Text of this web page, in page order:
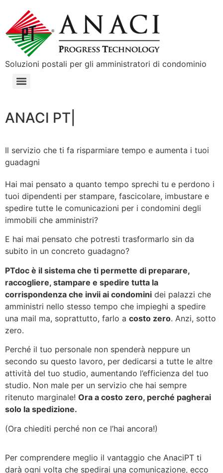
Soluzioni postali per gli amministratori di condominio
ANACI PT
Il servizio che ti fa risparmiare tempo e aumenta i tuoi
guadagni
Hai mai pensato a quanto tempo sprechi tu e perdono i
tuoi dipendenti per stampare, fascicolare, imbustare e
spedire tutte le comunicazioni per i condomini degli
immobili che amministri?
E hai mai pensato che potresti trasformarlo sin da
subito in un concreto guadagno?
PTdoc è il sistema che ti permette di preparare,
raccogliere, stampare e spedire tutta la
corrispondenza che invii ai condomini dei palazzi che
amministri nello stesso tempo che impieghi a spedire
una mail ma, soprattutto, farlo a costo zero. Anzi, sotto
zero.
Perché il tuo personale non spenderà neppure un
secondo su questo lavoro, per dedicarsi a tutte le altre
attività del tuo studio, aumentando l’efficienza del tuo
studio. Non male per un servizio che hai sempre
ritenuto marginale! Ora a costo zero, perché pagherai
solo la spedizione.
(Ora chiediti perché non ce l’hai ancora!)
Per comprendere meglio il vantaggio che AnaciPT ti
darà ogni volta che spedirai una comunicazione, ecco